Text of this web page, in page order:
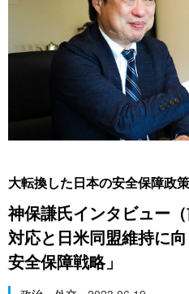
政治・外交
経済・ビジネス
社会
文化
科学・技術
ニュース
旅と暮らし
動画/Live
Books
国際・海外
スポーツ・東京2020
大転換した日本の安全保障政策
神保謙氏インタビュー
対応と日米同盟維持に
安全保障戦略」